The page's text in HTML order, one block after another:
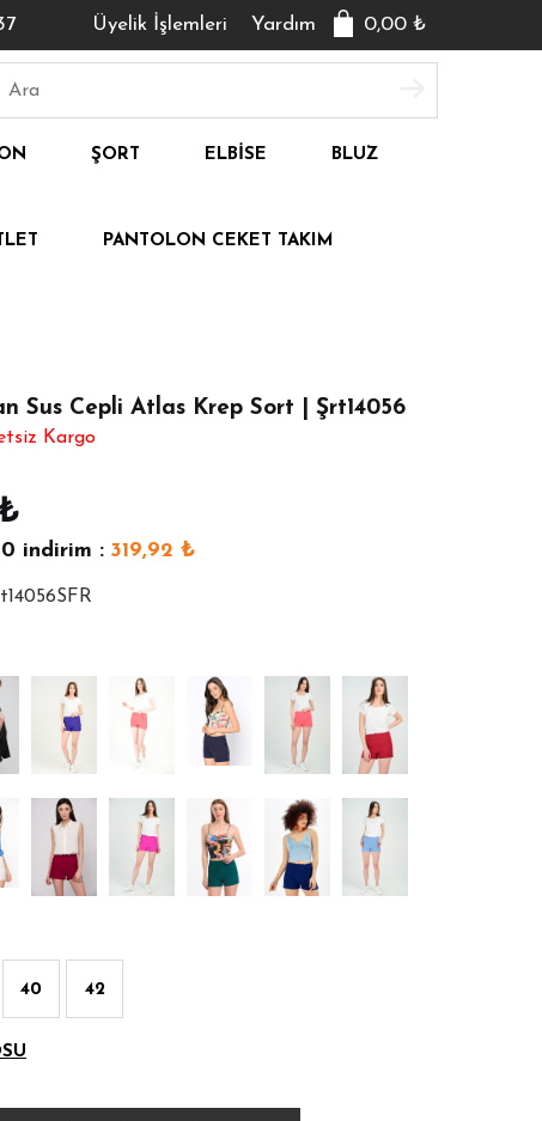
0,00 ₺
Yardım
Üyelik İşlemleri
ŞORT ELBISE BLUZ
PANTOLON CEKET TAKIM
Sus Cepli Atlas Krep Sort | Şrt14056
Kargo
indirim : 319,92 ₺
40 42